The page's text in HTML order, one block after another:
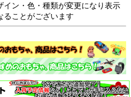
ン・色・種類が変更になり表示
ることがございます